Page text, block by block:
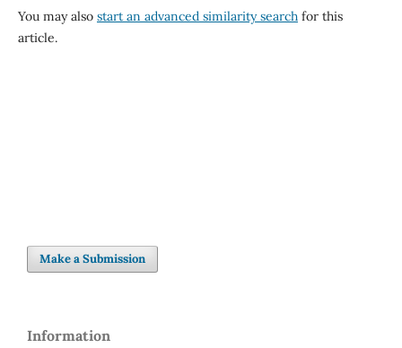
You may also start an advanced similarity searchfor this
article.
Make a Submission
Information